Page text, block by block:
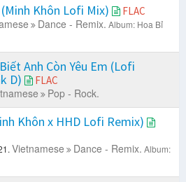
Khôn Lofi Mix) FLAC
Dance - Remix. Album: Hoa Bỉ
Anh Còn Yêu Em (Lofi
D)
FLAC
Pop - Rock.
Khôn x HHD Lofi Remix)
Vietnamese Dance - Remix. Album: